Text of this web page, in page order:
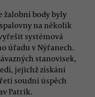
žalobní body byly
na několik
systémová
úřadu v Nýřanech.
stanovisek,
jejichž získání
soudní úspěch
Patrik.